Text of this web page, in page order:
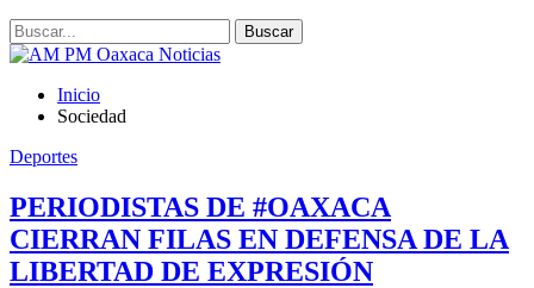
Inicio
Sociedad
Deportes
PERIODISTAS DE #OAXACA
CIERRAN FILAS EN DEFENSA DE LA
LIBERTAD DE EXPRESIÓN